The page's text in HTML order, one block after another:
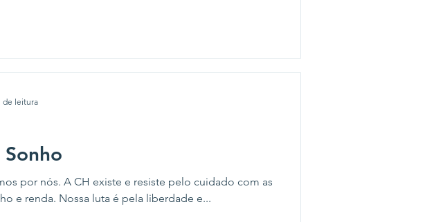
por nós. A CH existe e resiste pelo cuidado com as
e renda. Nossa luta é pela liberdade e...
de leitura